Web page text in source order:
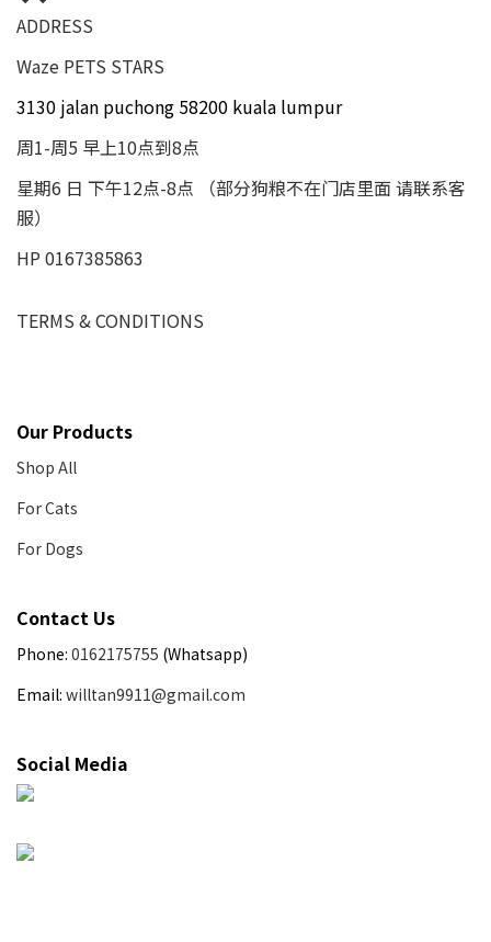
ADDRESS
Waze PETS STARS
3130 jalan puchong 58200 kuala lumpur
周1-周5 早上10点到8点
星期6 日 下午12点-8点 （部分狗粮不在门店里面 请联系客
服）
HP 0167385863
TERMS & CONDITIONS
Our Products
Shop All
For Cats
For Dogs
Contact Us
Phone: 0162175755 (Whatsapp)
Email: willtan9911@gmail.com
Social Media